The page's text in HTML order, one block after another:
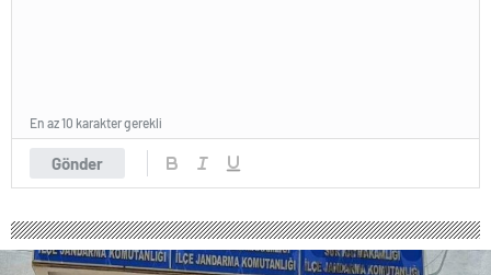
Gönder
En az 10 karakter gerekli